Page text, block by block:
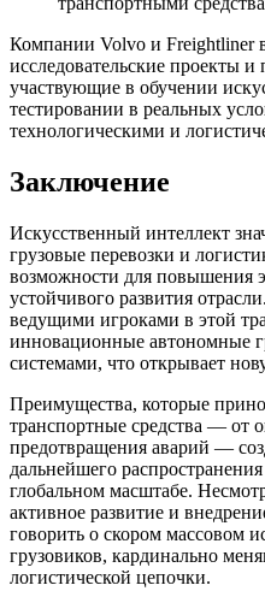
Компании Volvo и Freightliner
исследовательские проекты
участвующие в обучении
тестировании в реальных
технологическими и
Заключение
Искусственный интеллект
грузовые перевозки и
возможности для повышения
устойчивого развития
ведущими игроками в этой
инновационные автономные
системами, что открывает
Преимущества, которые
транспортные средства — от
предотвращения аварий —
дальнейшего
глобальном масштабе.
активное развитие и
говорить о скором массовом
грузовиков, кардинально
логистической цепочки.